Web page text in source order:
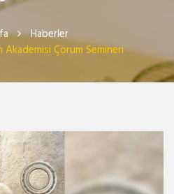
Haberler
Akademisi Çorum Semineri